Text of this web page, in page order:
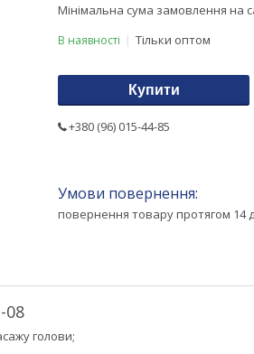
Мінімальна сума замовлення на
В наявності Тільки оптом
Купити
+380 (96) 015-44-85
повернення товару протягом 14
08
голови;